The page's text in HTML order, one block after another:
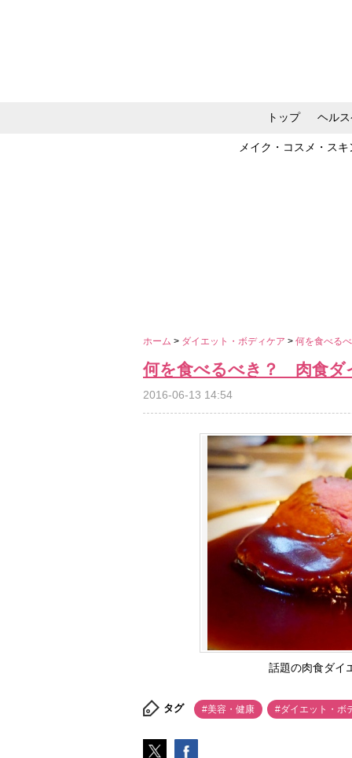
トップ ヘル
メイク・コスメ・ス
ホーム > ダイエット・ボディケア > 何を食べる
何を食べるべき？ 肉食ダ
2016-06-13 14:54
話題の肉食ダイ
タグ #美容・健康 #ダイエット・ボ